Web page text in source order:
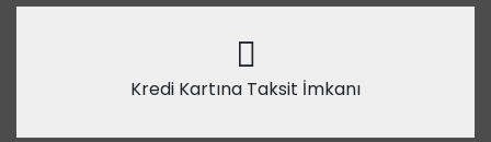
Kredi Kartına Taksit İmkanı